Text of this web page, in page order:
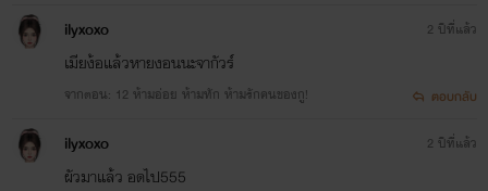
ilyxoxo
เมียง้อแล้วหายงอนนะจากัวร์
จากตอน: 12 ห้ามอ่อย ห้ามทัก ห้ามรักคนของกู!
2 ปีที่แล้ว
ตอบกลับ
ilyxoxo
ผัวมาแล้ว อดไป555
2 ปีที่แล้ว